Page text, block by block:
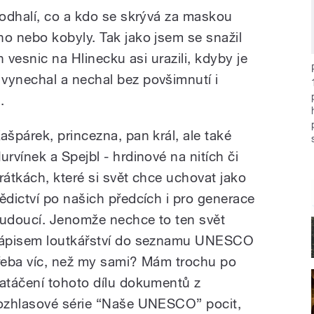
co a kdo se skrývá za maskou
nebo kobyly. Tak jako jsem se snažil
vesnic na Hlinecku asi urazili, kdyby je
a nechal bez povšimnutí i
princezna, pan král, ale také
a Spejbl - hrdinové na nitích či
které si svět chce uchovat jako
po našich předcích i pro generace
Jenomže nechce to ten svět
loutkářství do seznamu UNESCO
víc, než my sami? Mám trochu po
tohoto dílu dokumentů z
série “Naše UNESCO” pocit,